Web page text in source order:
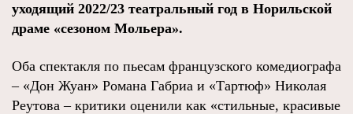
уходящий 2022/23 театральный год в Норильской
драме «сезоном Мольера».
Оба спектакля по пьесам французского комедиографа
– «Дон Жуан» Романа Габриа и «Тартюф» Николая
Реутова – критики оценили как «стильные, красивые